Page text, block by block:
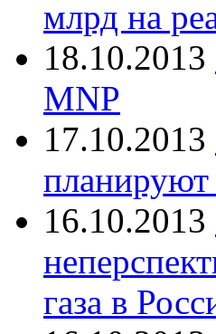
млрд на
18.10.2013
MNP
17.10.2013
планируют
16.10.2013
газа в